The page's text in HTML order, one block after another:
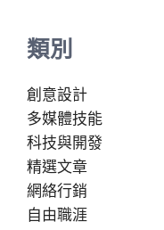
類別
創意設計
多媒體技能
科技與開發
精選文章
網絡行銷
自由職涯